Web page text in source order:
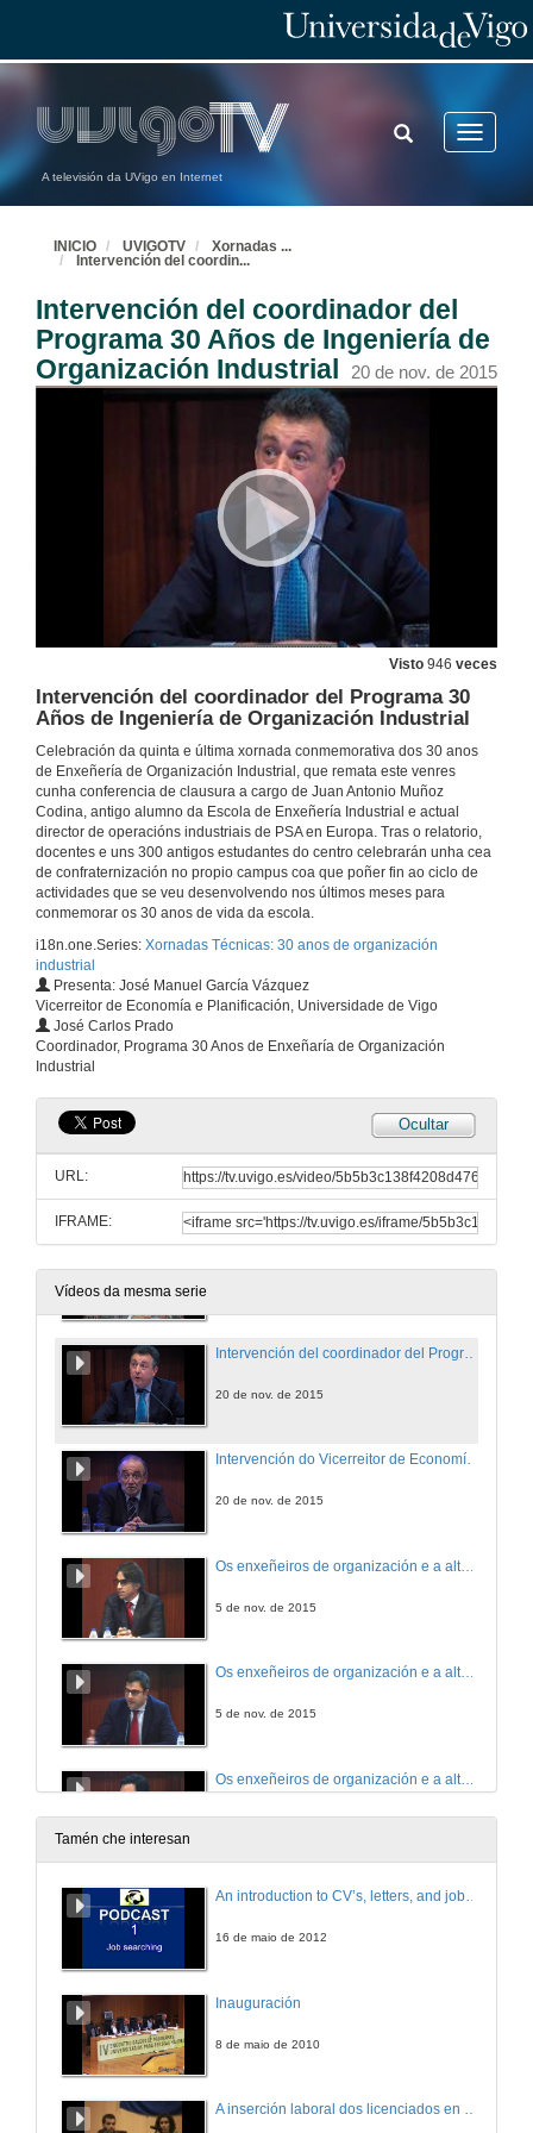
A televisión da UVigo en Internet
Toggle
TOGGLE
SEARCH
INICIO UVIGOTV Xornadas ...
Intervención del coordin...
Intervención del coordinador del
Programa 30 Años de Ingeniería de
Organización Industrial
20 de nov. de 2015
Visto 946 veces
Intervención del coordinador del Programa 30
Años de Ingeniería de Organización Industrial
Celebración da quinta e última xornada conmemorativa dos 30 anos
de Enxeñería de Organización Industrial, que remata este venres
cunha conferencia de clausura a cargo de Juan Antonio Muñoz
Codina, antigo alumno da Escola de Enxeñería Industrial e actual
director de operacións industriais de PSA en Europa. Tras o relatorio,
docentes e uns 300 antigos estudantes do centro celebrarán unha cea
de confraternización no propio campus coa que poñer fin ao ciclo de
actividades que se veu desenvolvendo nos últimos meses para
conmemorar os 30 anos de vida da escola.
i18n.one.Series: Xornadas Técnicas: 30 anos de organización
industrial
Presenta: José Manuel García Vázquez
Vicerreitor de Economía e Planificación, Universidade de Vigo
José Carlos Prado
Coordinador, Programa 30 Anos de Enxeñaría de Organización
Industrial
Ocultar
URL:
IFRAME:
Vídeos da mesma serie
Apertura da xornada de clausura
20 de nov. de 2015
Intervención do Conselleiro de Economía, Emprego e Industria da Xunta de Galicia
20 de nov. de 2015
Intervención de Concelleiro de Fomento, Concello de Vigo
20 de nov. de 2015
Intervención do Vicerreitor de Economía e Planificación, Universidade de VIgo
20 de nov. de 2015
5 de nov. de 2015
Os enxeñeiros de organización e a alta direción. Rubén Rodríguez Varela, Director Ascensores Enor S.A
5 de nov. de 2015
5 de nov. de 2015
Tamén che interesan
An introduction to CV’s, letters, and job searching
16 de maio de 2012
Inauguración
8 de maio de 2010
A inserción laboral dos licenciados en Ciencias do Mar: a carreira investigadora